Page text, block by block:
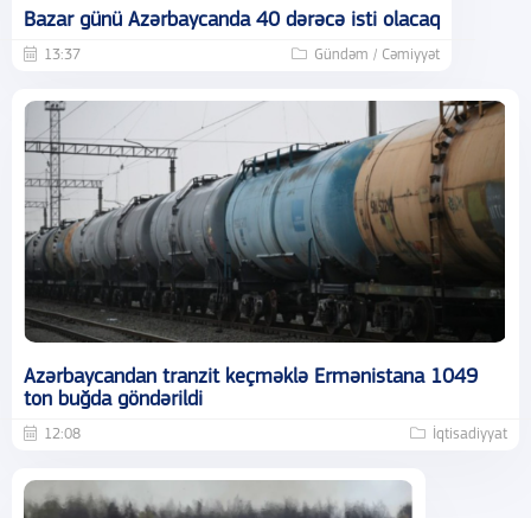
Bazar günü Azərbaycanda 40 dərəcə isti olacaq
13:37 Gündəm / Cəmiyyət
Azərbaycandan tranzit keçməklə Ermənistana 1049
ton buğda göndərildi
12:08 İqtisadiyyat